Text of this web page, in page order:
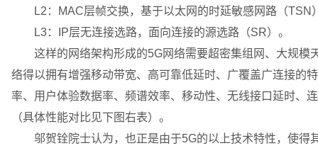
L2：MAC层帧交换，基于以太网的时延敏感网路（TSN
L3：IP层无连接选路，面向连接的源选路（SR）。
这样的网络架构形成的5G网络需要超密集组网、大规模
络得以拥有增强移动带宽、高可靠低延时、广覆盖广连接的
率、用户体验数据率、频谱效率、移动性、无线接口延时、
（具体性能对比见下图右表）。
邬贺铨院士认为，也正是由于5G的以上技术特性，使得